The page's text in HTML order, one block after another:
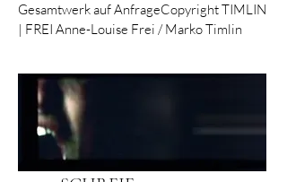
Gesamtwerk auf AnfrageCopyright TIMLIN
| FREI Anne-Louise Frei / Marko Timlin